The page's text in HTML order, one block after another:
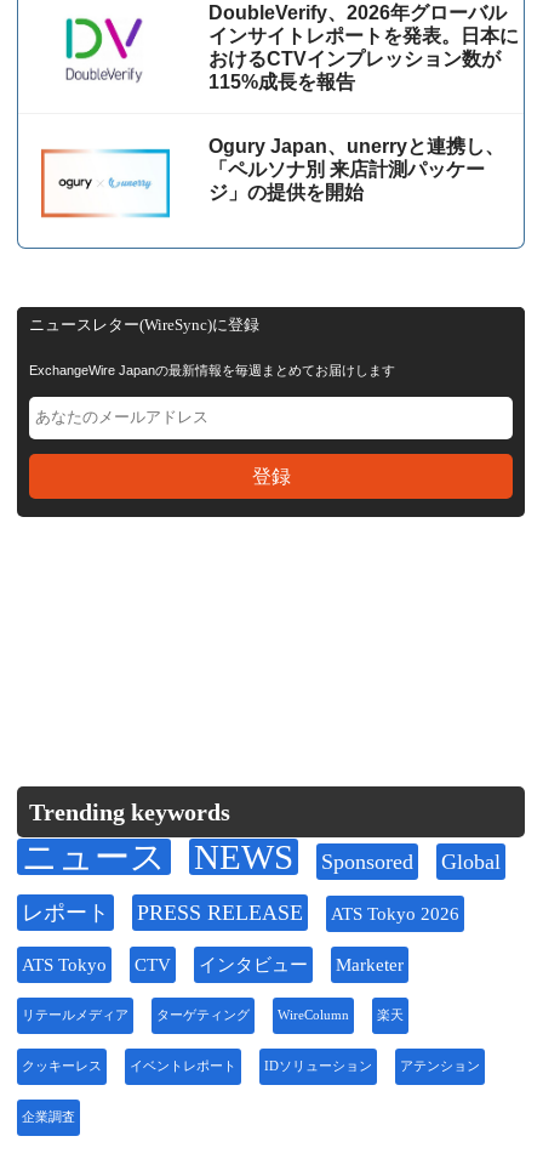
DoubleVerify、2026年グローバル
インサイトレポートを発表。日本に
おけるCTVインプレッション数が
115%成⻑を報告
Ogury Japan、unerryと連携し、
「ペルソナ別 来店計測パッケー
ジ」の提供を開始
ニュースレター(WireSync)に登録
ExchangeWire Japanの最新情報を毎週まとめてお届けします
Trending keywords
ニュース NEWS Sponsored Global
レポート PRESS RELEASE ATS Tokyo 2026
ATS Tokyo CTV インタビュー Marketer
リテールメディア ターゲティング WireColumn 楽天
クッキーレス イベントレポート IDソリューション アテンション
企業調査